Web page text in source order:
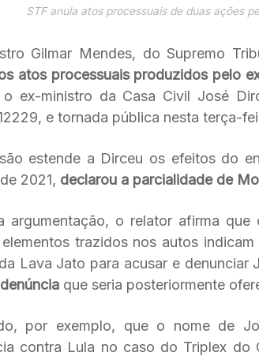
STF anula atos processuais de duas ações
Gilmar Mendes, do Supremo
atos processuais produzidos pelo
o ex-ministro da Casa Civil José
e tornada pública nesta terça-
estende a Dirceu os efeitos do
2021, declarou a parcialidade de
argumentação, o relator afirma
trazidos nos autos
Lava Jato para acusar e denunciar
que seria posteriormente
por exemplo, que o nome de
contra Lula no caso do Triplex do